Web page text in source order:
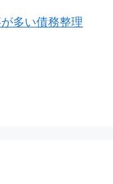
多い債務整理